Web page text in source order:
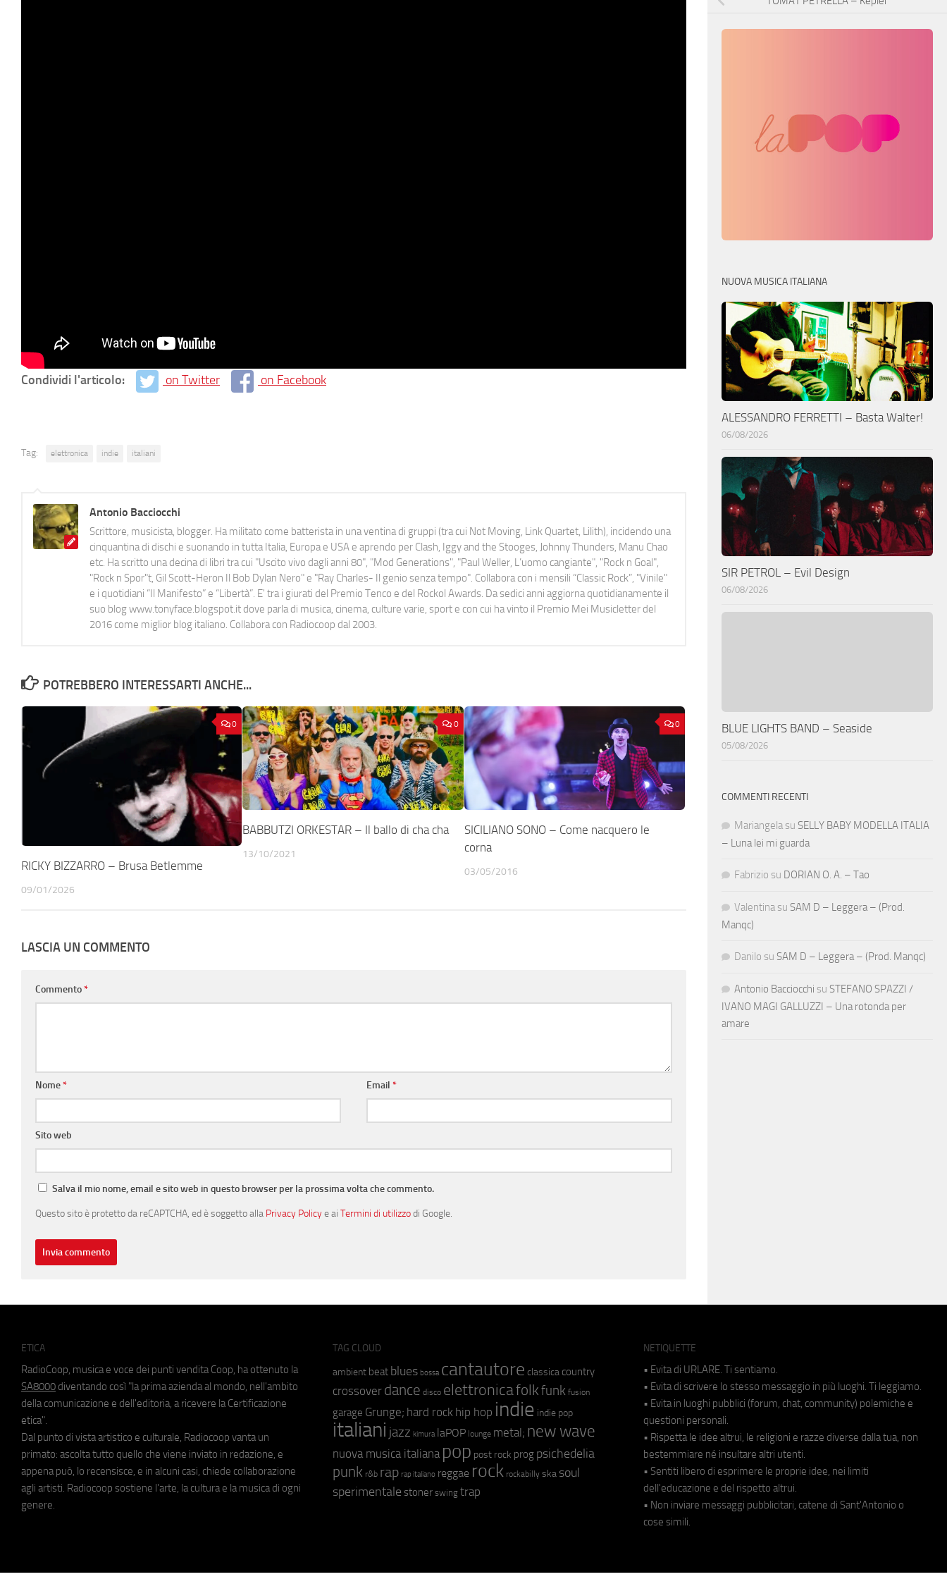
Condividi l'articolo: on Twitter on Facebook
Tag: elettronica indie italiani
Antonio Bacciocchi
Scrittore, musicista, blogger. Ha militato come batterista in una ventina di gruppi (tra cui Not Moving, Link Quartet, Lilith), incidendo una
cinquantina di dischi e suonando in tutta Italia, Europa e USA e aprendo per Clash, Iggy and the Stooges, Johnny Thunders, Manu Chao
etc. Ha scritto una decina di libri tra cui "Uscito vivo dagli anni 80", "Mod Generations", "Paul Weller, L’uomo cangiante", "Rock n Goal",
"Rock n Spor"t, Gil Scott-Heron Il Bob Dylan Nero" e "Ray Charles- Il genio senza tempo". Collabora con i mensili “Classic Rock”, "Vinile"
e i quotidiani “Il Manifesto” e “Libertà”. E' tra i giurati del Premio Tenco e del Rockol Awards. Da sedici anni aggiorna quotidianamente il
suo blog www.tonyface.blogspot.it dove parla di musica, cinema, culture varie, sport e con cui ha vinto il Premio Mei Musicletter del
2016 come miglior blog italiano. Collabora con Radiocoop dal 2003.
POTREBBERO INTERESSARTI ANCHE...
0
RICKY BIZZARRO – Brusa Betlemme
09/01/2026
0
BABBUTZI ORKESTAR – Il ballo di cha cha
13/10/2021
0
SICILIANO SONO – Come nacquero le
corna
03/05/2016
LASCIA UN COMMENTO
Commento*
Nome* Email*
Sito web
Salva il mio nome, email e sito web in questo browser per la prossima volta che commento.
Questo sito è protetto da reCAPTCHA, ed è soggetto alla Privacy Policye ai Termini di utilizzodi Google.
NUOVA MUSICA ITALIANA
ALESSANDRO FERRETTI – Basta Walter!
06/08/2026
SIR PETROL – Evil Design
06/08/2026
BLUE LIGHTS BAND – Seaside
05/08/2026
COMMENTI RECENTI
Mariangela su SELLY BABY MODELLA ITALIA
– Luna lei mi guarda
Fabrizio su DORIAN O. A. – Tao
Valentina su SAM D – Leggera – (Prod.
Manqc)
Danilo su SAM D – Leggera – (Prod. Manqc)
Antonio Bacciocchi su STEFANO SPAZZI /
IVANO MAGI GALLUZZI – Una rotonda per
amare
ETICA
RadioCoop, musica e voce dei punti vendita Coop, ha ottenuto la
SA8000 diventando così "la prima azienda al mondo, nell'ambito
della comunicazione e dell'editoria, a ricevere la Certificazione
etica".
Dal punto di vista artistico e culturale, Radiocoop vanta un
primato: ascolta tutto quello che viene inviato in redazione, e
appena può, lo recensisce, e in alcuni casi, chiede collaborazione
agli artisti. Radiocoop sostiene l'arte, la cultura e la musica di ogni
genere.
TAG CLOUD
ambient beat blues bossa cantautore classica country
crossover dance disco elettronicafolkfunk fusion
garage Grunge; hard rock hip hop indie indie pop
italiani jazz kimura laPOP lounge metal; new wave
nuova musica italiana pop post rock prog psichedelia
punk r&b rap rap italiano reggae rock rockabilly ska soul
sperimentale stoner swing trap
NETIQUETTE
• Evita di URLARE. Ti sentiamo.
• Evita di scrivere lo stesso messaggio in più luoghi. Ti leggiamo.
• Evita in luoghi pubblici (forum, chat, community) polemiche e
questioni personali.
• Rispetta le idee altrui, le religioni e razze diverse dalla tua, non
bestemmiare né insultare altri utenti.
• Sentiti libero di esprimere le proprie idee, nei limiti
dell'educazione e del rispetto altrui.
• Non inviare messaggi pubblicitari, catene di Sant'Antonio o
cose simili.